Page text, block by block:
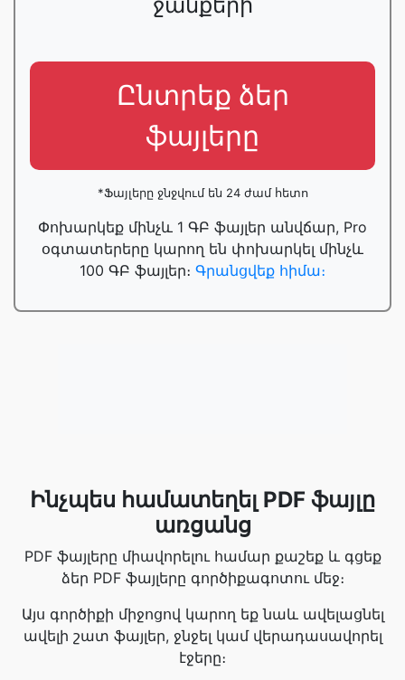
Ընտրեք ձեր
ֆայլերը
*Ֆայլերը ջնջվում են 24 ժամ հետո
Փոխարկեք մինչև 1 ԳԲ ֆայլեր անվճար, Pro
օգտատերերը կարող են փոխարկել մինչև
100 ԳԲ ֆայլեր։ Գրանցվեք հիմա։
Ինչպես համատեղել PDF ֆայլը
առցանց
PDF ֆայլերը միավորելու համար քաշեք և գցեք
ձեր PDF ֆայլերը գործիքագոտու մեջ։
Այս գործիքի միջոցով կարող եք նաև ավելացնել
ավելի շատ ֆայլեր, ջնջել կամ վերադասավորել
էջերը։